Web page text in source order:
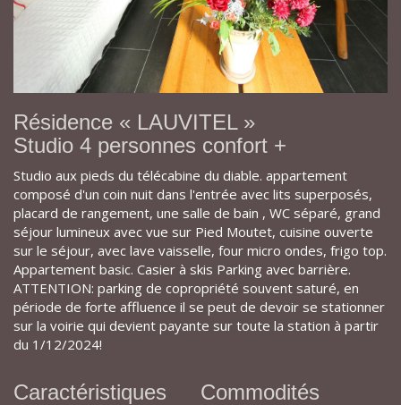
Résidence « LAUVITEL »
Studio 4 personnes confort +
Studio aux pieds du télécabine du diable. appartement
composé d'un coin nuit dans l'entrée avec lits superposés,
placard de rangement, une salle de bain , WC séparé, grand
séjour lumineux avec vue sur Pied Moutet, cuisine ouverte
sur le séjour, avec lave vaisselle, four micro ondes, frigo top.
Appartement basic. Casier à skis Parking avec barrière.
ATTENTION: parking de copropriété souvent saturé, en
période de forte affluence il se peut de devoir se stationner
sur la voirie qui devient payante sur toute la station à partir
du 1/12/2024!
Caractéristiques Commodités